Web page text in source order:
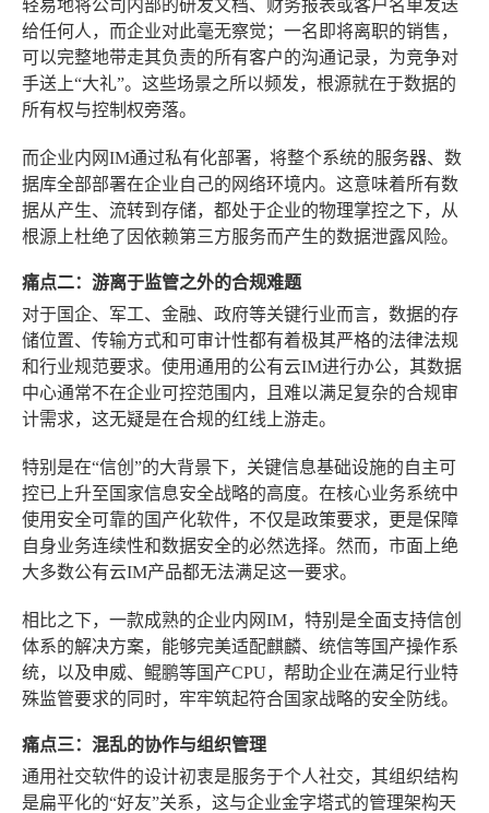
轻易地将公司内部的研发文档、财务报表或客户名单发送
给任何人，而企业对此毫无察觉；一名即将离职的销售，
可以完整地带走其负责的所有客户的沟通记录，为竞争对
手送上“大礼”。这些场景之所以频发，根源就在于数据的
所有权与控制权旁落。
而企业内网IM通过私有化部署，将整个系统的服务器、数
据库全部部署在企业自己的网络环境内。这意味着所有数
据从产生、流转到存储，都处于企业的物理掌控之下，从
根源上杜绝了因依赖第三方服务而产生的数据泄露风险。
痛点二：游离于监管之外的合规难题
对于国企、军工、金融、政府等关键行业而言，数据的存
储位置、传输方式和可审计性都有着极其严格的法律法规
和行业规范要求。使用通用的公有云IM进行办公，其数据
中心通常不在企业可控范围内，且难以满足复杂的合规审
计需求，这无疑是在合规的红线上游走。
特别是在“信创”的大背景下，关键信息基础设施的自主可
控已上升至国家信息安全战略的高度。在核心业务系统中
使用安全可靠的国产化软件，不仅是政策要求，更是保障
自身业务连续性和数据安全的必然选择。然而，市面上绝
大多数公有云IM产品都无法满足这一要求。
相比之下，一款成熟的企业内网IM，特别是全面支持信创
体系的解决方案，能够完美适配麒麟、统信等国产操作系
统，以及申威、鲲鹏等国产CPU，帮助企业在满足行业特
殊监管要求的同时，牢牢筑起符合国家战略的安全防线。
痛点三：混乱的协作与组织管理
通用社交软件的设计初衷是服务于个人社交，其组织结构
是扁平化的“好友”关系，这与企业金字塔式的管理架构天